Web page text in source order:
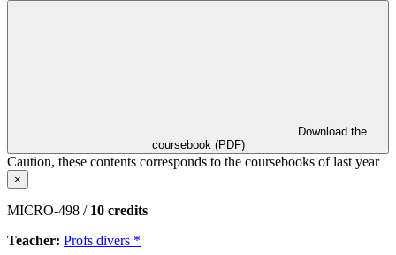
coursebook (PDF)
Caution, these contents corresponds to the coursebooks of last year
×
MICRO-498 / 10 credits
Teacher: Profs divers *